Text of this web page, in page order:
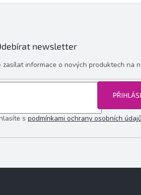
newsletter
informace o nových produktech na
s podmínkami ochrany osobních údajů